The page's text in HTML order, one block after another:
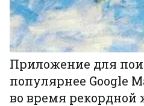
Приложение для
популярнее Google
во время рекордной